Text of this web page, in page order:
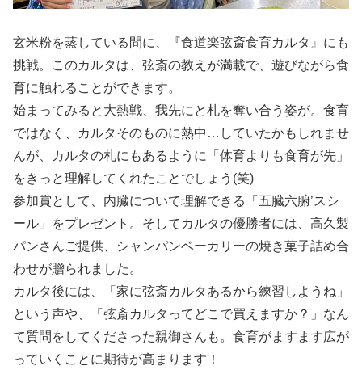
玄米粉を蒸している間に、『食道楽弦斎食育カルタ』にも
挑戦。このカルタは、弦斎の教えが満載で、遊びながら食
育に触れることができます。
始まってみると大熱戦、我先にと札を奪い合う姿が。食育
ではなく、カルタそのものに熱中…していたかもしれませ
んが、カルタの札にもあるように「体育よりも食育が先」
をきっと理解してくれたことでしょう(笑)
参加賞として、内臓について理解できる「五臓六腑’スシ
ール」をプレゼント。そしてカルタの優勝者には、高久製
パンさんご提供、シャンパンベーカリーの焼き菓子詰め合
わせが贈られました。
カルタ後には、「家に弦斎カルタあるから練習しようね」
という声や、「弦斎カルタってどこで買えますか？」なん
て質問をしてくださった親御さんも。食育がますます広が
っていくことに期待が高まります！